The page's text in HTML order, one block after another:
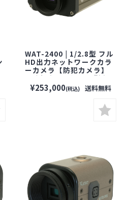
WAT-2400 | 1/2.8型 フル
HD出力ネットワークカラ
ーカメラ【防犯カメラ】
【監視カメラ】【小型カ
メラ】【セキュリティーカ
メラ】【WATEC】【ワテ
¥253,000(税込) 送料無料